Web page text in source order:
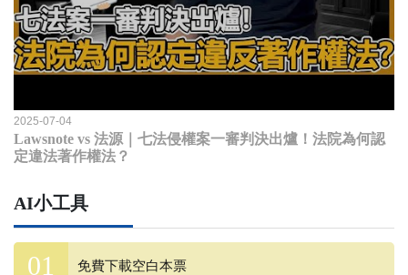
2025-07-04
Lawsnote vs 法源｜七法侵權案一審判決出爐！法院為何認
定違法著作權法？
AI小工具
免費下載空白本票